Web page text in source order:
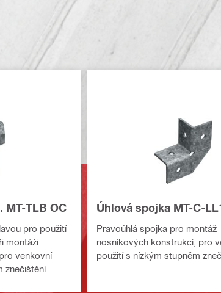
MT-TLB OC
pro použití
montáži
venkovní
znečištění
Úhlová spojka MT-C-
Pravoúhlá spojka pro montáž
nosníkových konstrukcí, pro
použití s nízkým stupněm